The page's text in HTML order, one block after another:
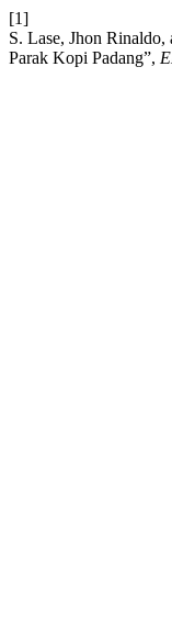
[1]
S. Lase, Jhon
Parak Kopi Padang”,